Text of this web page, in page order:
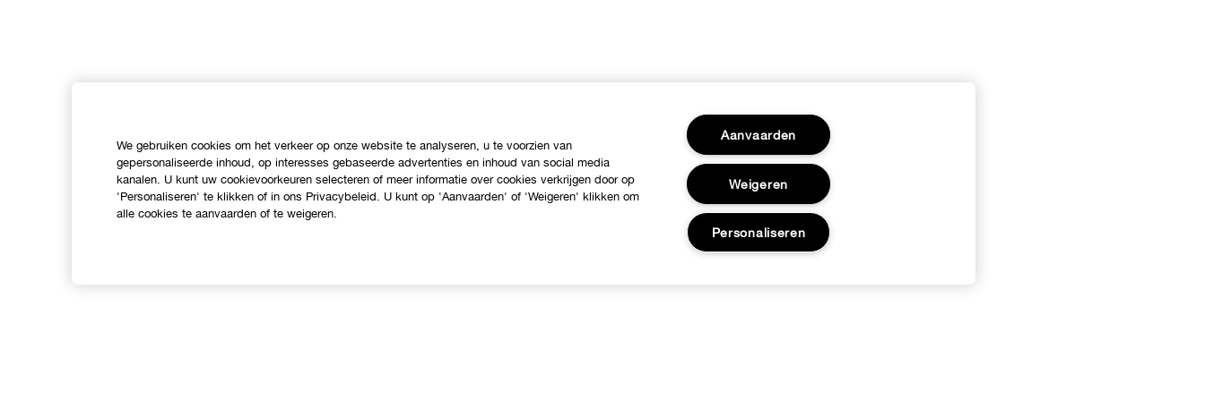
We gebruiken cookies om het verkeer op onze website te analyseren, u te voorzien van
gepersonaliseerde inhoud, op interesses gebaseerde advertenties en inhoud van social media
kanalen. U kunt uw cookievoorkeuren selecteren of meer informatie over cookies verkrijgen door op
'Personaliseren' te klikken of in ons Privacybeleid. U kunt op 'Aanvaarden' of 'Weigeren' klikken om
alle cookies te aanvaarden of te weigeren.
Aanvaarden
Weigeren
Personaliseren